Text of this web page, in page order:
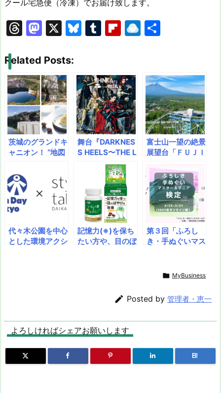
クール宅急便（冷凍）でお届け致します。
T
e
a
d
s
M
st
o
d
o
n
X
Bl
s
k
y
T
bl
r
Fl
o
ar
d
R
dr
o
p.
io
Related Posts:
茨城のグランドキ
ャニオン！ “地図
立つ岩盤がSNS
で話題 日本最
大級の採石場『石
切山脈 プレミア
ムツアー』をスタ
ート ～大迫力の
ダイナマイト発破
や掘削を体感！
舞台『DARKNES
S HEELS〜THE L
IVE〜SHINKA』
キービジュアル解
富士山一望の絶景
展望台「ＦＵＪＩ
７月21日（水）
オープン ～富士
山スーパーアミュ
ーズメントシティ
の実現に向けて～
代々木公園を中心
とした環境アクシ
記憶力(※)を保ち
たい方や、目のぼ
て受理 発売予定
時期：2019年8
第３回「ふろし
き・手ぬぐいマス
（火・祝）ふろし
（日）日本手ぬぐ
いの日まで。オン
ます（無料）。
 MyBusiness
 Posted by 管理者・恵一
よろしければシェアお願いします
B!